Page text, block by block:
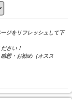
ジをリフレッシュして下
さい！
想・お勧め（オスス